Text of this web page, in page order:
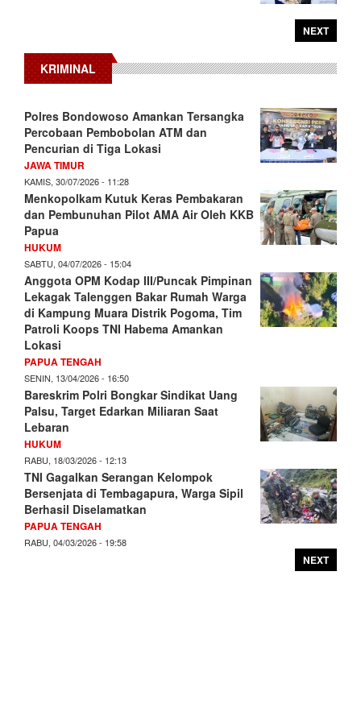
NEXT
KRIMINAL
Polres Bondowoso Amankan Tersangka
Percobaan Pembobolan ATM dan
Pencurian di Tiga Lokasi
JAWA TIMUR
KAMIS, 30/07/2026 - 11:28
Menkopolkam Kutuk Keras Pembakaran
dan Pembunuhan Pilot AMA Air Oleh KKB
Papua
HUKUM
SABTU, 04/07/2026 - 15:04
Anggota OPM Kodap III/Puncak Pimpinan
Lekagak Talenggen Bakar Rumah Warga
di Kampung Muara Distrik Pogoma, Tim
Patroli Koops TNI Habema Amankan
Lokasi
PAPUA TENGAH
SENIN, 13/04/2026 - 16:50
Bareskrim Polri Bongkar Sindikat Uang
Palsu, Target Edarkan Miliaran Saat
Lebaran
HUKUM
RABU, 18/03/2026 - 12:13
TNI Gagalkan Serangan Kelompok
Bersenjata di Tembagapura, Warga Sipil
Berhasil Diselamatkan
PAPUA TENGAH
RABU, 04/03/2026 - 19:58
NEXT